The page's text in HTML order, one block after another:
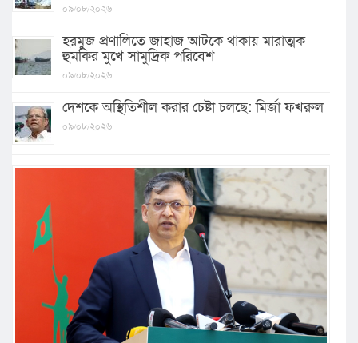
০৯/০৮/২০২৬
হরমুজ প্রণালিতে জাহাজ আটকে থাকায় মারাত্মক
হুমকির মুখে সামুদ্রিক পরিবেশ
০৯/০৮/২০২৬
দেশকে অস্থিতিশীল করার চেষ্টা চলছে: মির্জা ফখরুল
০৯/০৮/২০২৬